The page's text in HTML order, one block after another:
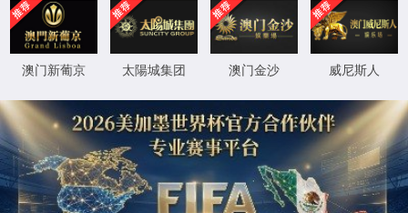
您的位置：首页 铁路项目
乌鲁木齐火车南站